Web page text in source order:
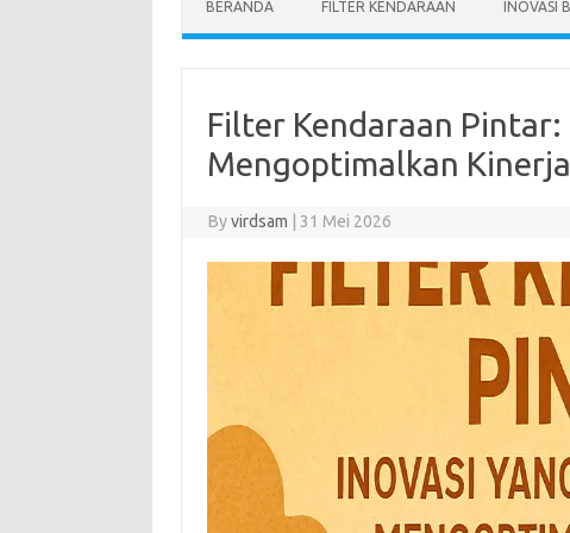
BERANDA FILTER KENDARAAN INOVASI
Filter Kendaraan
Mengoptimalkan Kinerja
Byvirdsam 31 Mei 2026